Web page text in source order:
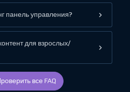
панель управления?
для взрослых/
все FAQ